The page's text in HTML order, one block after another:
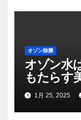
オゾン除菌
オゾン水
もたらす
1月 25, 2025